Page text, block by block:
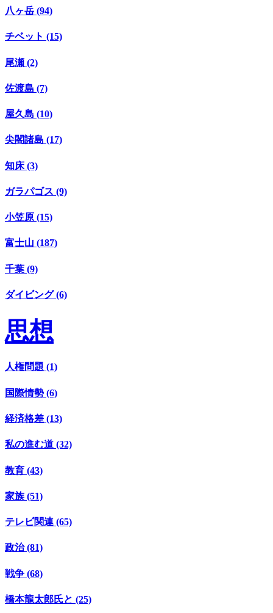
八ヶ岳 (94)
チベット (15)
尾瀬 (2)
佐渡島 (7)
屋久島 (10)
尖閣諸島 (17)
知床 (3)
ガラパゴス (9)
小笠原 (15)
富士山 (187)
千葉 (9)
ダイビング (6)
思想
人権問題 (1)
国際情勢 (6)
経済格差 (13)
私の進む道 (32)
教育 (43)
家族 (51)
テレビ関連 (65)
政治 (81)
戦争 (68)
橋本龍太郎氏と (25)